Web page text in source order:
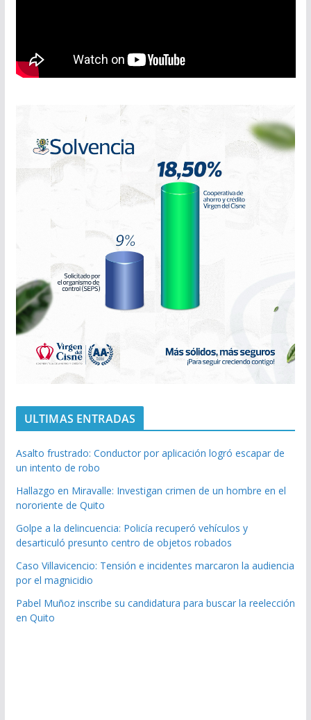
ULTIMAS ENTRADAS
Asalto frustrado: Conductor por aplicación logró escapar de
un intento de robo
Hallazgo en Miravalle: Investigan crimen de un hombre en el
nororiente de Quito
Golpe a la delincuencia: Policía recuperó vehículos y
desarticuló presunto centro de objetos robados
Caso Villavicencio: Tensión e incidentes marcaron la audiencia
por el magnicidio
Pabel Muñoz inscribe su candidatura para buscar la reelección
en Quito